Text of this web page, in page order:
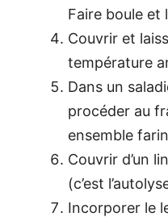
Faire boule et
Couvrir et
température
Dans un
procéder au
ensemble
Couvrir d’un
(c’est
Incorporer le